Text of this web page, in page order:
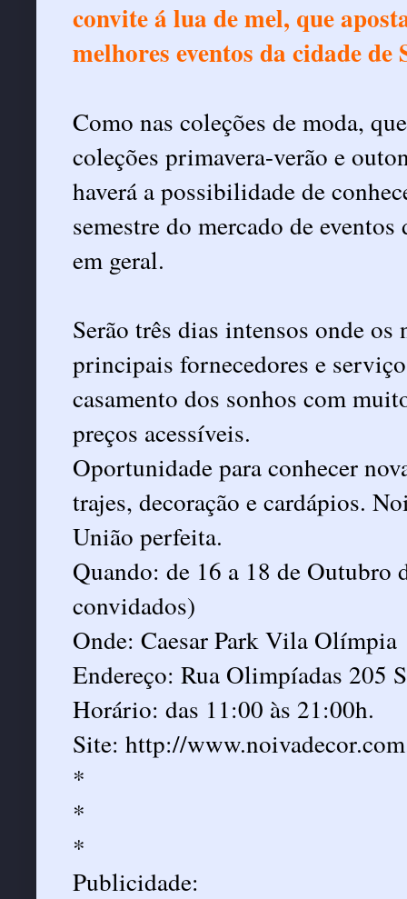
convite á lua de mel, que
melhores eventos da cidade de
Como nas coleções de moda,
coleções primavera-verão e
haverá a possibilidade de
semestre do mercado de
em geral.
Serão três dias intensos onde
principais fornecedores e
casamento dos sonhos com
preços acessíveis.
Oportunidade para conhecer
trajes, decoração e cardápios.
União perfeita.
Quando: de 16 a 18 de Outubro
convidados)
Onde: Caesar Park Vila Olímpia
Endereço: Rua Olimpíadas 205
Horário: das 11:00 às 21:00h.
Site: http://
*
*
*
Publicidade: